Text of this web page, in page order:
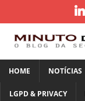
HOME NOTÍCIAS
LGPD & PRIVACY